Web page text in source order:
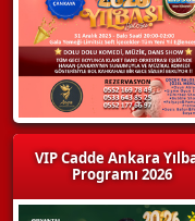
VIP Cadde Ankara
Programı 2026